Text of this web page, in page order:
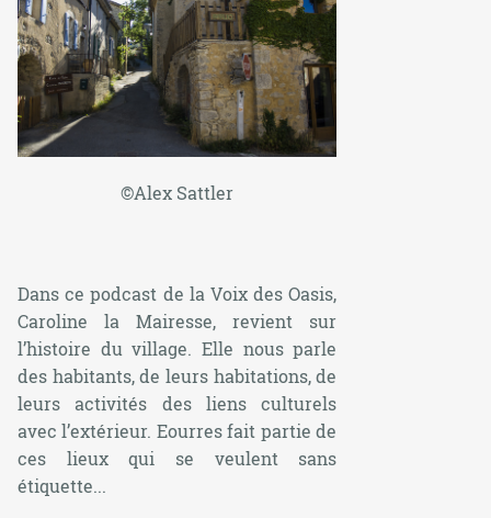
©Alex Sattler
Dans ce podcast de la Voix des Oasis,
Caroline la Mairesse, revient sur
l’histoire du village. Elle nous parle
des habitants, de leurs habitations, de
leurs activités des liens culturels
avec l’extérieur. Eourres fait partie de
ces lieux qui se veulent sans
étiquette...